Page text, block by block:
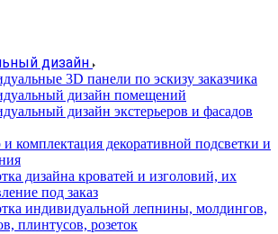
дизайн
3D панели по эскизу заказчика
дизайн помещений
дизайн экстерьеров и фасадов
комплектация декоративной подсветки и
дизайна кроватей и изголовий, их
под заказ
индивидуальной лепнины, молдингов,
плинтусов, розеток